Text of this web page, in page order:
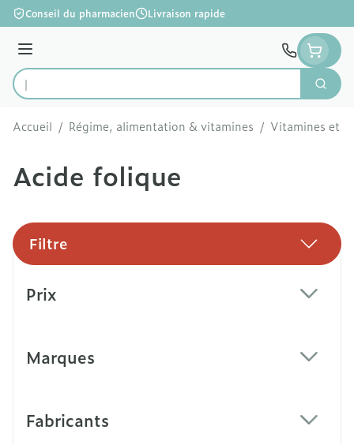
Aller au contenu
Conseil du pharmacien Livraison rapide
Menu
Rechercher
Accueil / Régime, alimentation & vitamines / Vitamines et
Acide folique
Filtre
Prix
Marques
Fabricants